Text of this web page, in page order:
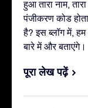
हुआ तारा नाम,
पंजीकरण कोड
है? इस ब्लॉग में,
बारे में और बताएंगे।
पूरा लेख पढ़ें